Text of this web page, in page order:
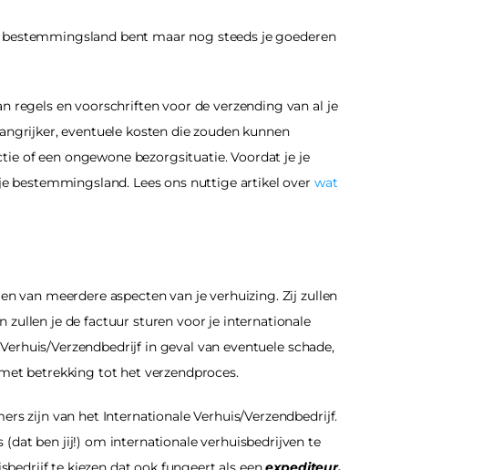
bent maar nog steeds je goederen
regels en voorschriften voor de verzending van al je
eventuele kosten die zouden kunnen
of een ongewone bezorgsituatie. Voordat je je
bestemmingsland. Lees ons nuttige artikel over wat
van meerdere aspecten van je verhuizing. Zij zullen
zullen je de factuur sturen voor je internationale
Verzendbedrijf in geval van eventuele schade,
betrekking tot het verzendproces.
zijn van het Internationale Verhuis/Verzendbedrijf.
(dat ben jij!) om internationale verhuisbedrijven te